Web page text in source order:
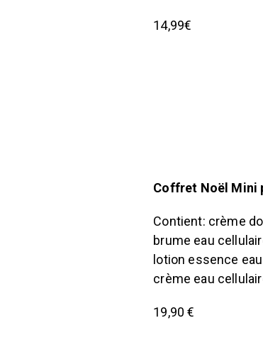
14,99€
Coffret Noël Mini
Contient: crème
brume eau
lotion essence
crème eau
19,90 €